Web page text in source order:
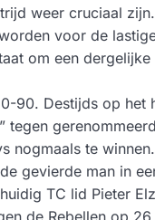
weer cruciaal
voor de
om een
90. Destijds op het
tegen
nogmaals te
gevierde man in
TC lid Pieter
de Rebellen op